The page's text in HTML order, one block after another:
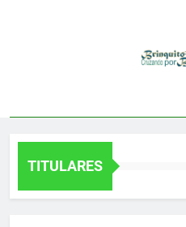
TITULARES